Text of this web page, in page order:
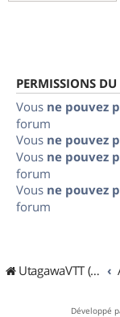
PERMISSIONS
Vous ne pouvez
forum
Vous ne pouvez
Vous ne pouvez
forum
Vous ne pouvez
forum
UtagawaVTT (Randos VTT et VTTAE avec traces GPS)
Développé